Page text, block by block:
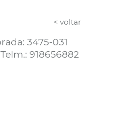
< voltar
3475-031
918656882